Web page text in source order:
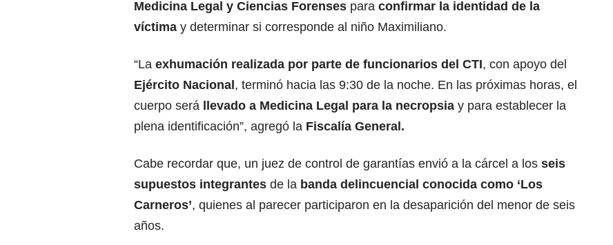
Medicina Legal y Ciencias Forenses para confirmar la identidad de la
víctima y determinar si corresponde al niño Maximiliano.
“La exhumación realizada por parte de funcionarios del CTI, con apoyo del
Ejército Nacional , terminó hacia las 9:30 de la noche. En las próximas horas, el
cuerpo será
llevado a Medicina Legal para la necropsia y para establecer la
plena identificación”, agregó la Fiscalía General.
Cabe recordar que, un juez de control de garantías envió a la cárcel a los seis
supuestos integrantes de la banda delincuencial conocida como ‘Los
Carneros’, quienes al parecer participaron en la desaparición del menor de seis
años.